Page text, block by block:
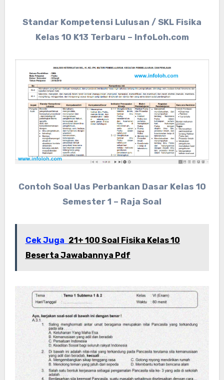
Standar Kompetensi Lulusan / SKL Fisika
Kelas 10 K13 Terbaru – InfoLoh.com
Contoh Soal Uas Perbankan Dasar Kelas 10
Semester 1 – Raja Soal
Cek Juga 21+ 100 Soal Fisika Kelas 10
Beserta Jawabannya Pdf